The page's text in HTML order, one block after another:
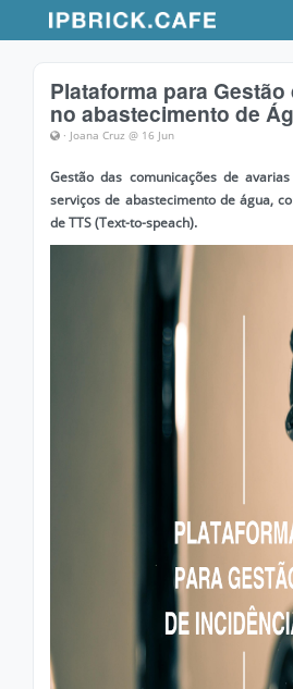
Plataforma para
no abastecimento de
· Joana Cruz @ 16 Jun
Gestão das comunicações de
serviços de abastecimento de água,
de TTS (Text-to-speach).